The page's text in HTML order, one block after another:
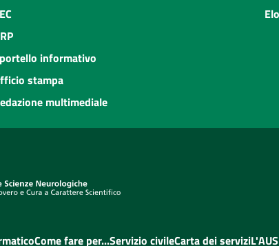
informativo
stampa
multimediale
Come fare per...Servizio civileCarta dei servizi